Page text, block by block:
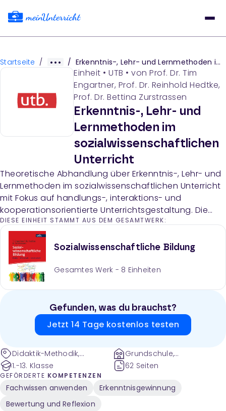
Startseite / / Erkenntnis-, Lehr- und Lernmethoden im sozialwissenschaftlichen Unterricht
Einheit • UTB • von Prof. Dr. Tim
Engartner, Prof. Dr. Reinhold Hedtke,
Prof. Dr. Bettina Zurstrassen
Erkenntnis-, Lehr- und
Lernmethoden im
sozialwissenschaftlichen
Unterricht
Theoretische Abhandlung über Erkenntnis-, Lehr- und
Lernmethoden im sozialwissenschaftlichen Unterricht
mit Fokus auf handlungs-, interaktions- und
kooperationsorientierte Unterrichtsgestaltung. Die
Seite diskutiert verschiedene pädagogische Ansätze
und betont die Bedeutung von Methoden für die
Schülerentwicklung und Unterrichtsqualität.
DIESE EINHEIT STAMMT AUS DEM GESAMTWERK:
Sozialwissenschaftliche Bildung
Gesamtes Werk - 8 Einheiten
Gefunden, was du brauchst?
Jetzt 14 Tage kostenlos testen
Didaktik-Methodik,
Pädagogik, Politik
1.-13. Klasse
Grundschule,
Sekundarstufe
62 Seiten
GEFÖRDERTE KOMPETENZEN
Fachwissen anwenden
Erkenntnisgewinnung
Bewertung und Reflexion